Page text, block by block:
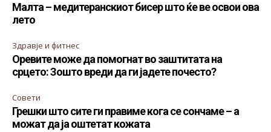
Малта – медитеранскиот бисер што ќе ве освои ова
лето
Здравје и фитнес
Оревите може да помогнат во заштитата на
срцето: Зошто вреди да ги јадете почесто?
Совети
Грешки што сите ги правиме кога се сончаме – а
можат да ја оштетат кожата